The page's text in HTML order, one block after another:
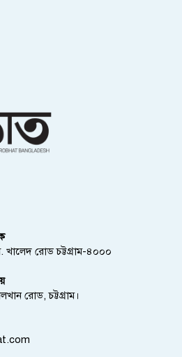
রোড চট্টগ্রাম-৪০০০
রোড, চট্টগ্রাম।